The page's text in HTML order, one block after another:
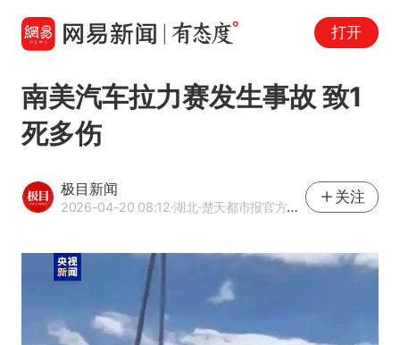
打开
南美汽车拉力赛发生事故 致1
死多伤
极目新闻
2026-04-20 08:12·湖北·楚天都市报官方网易号
关注